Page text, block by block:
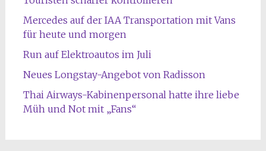
Mercedes auf der IAA Transportation mit Vans
für heute und morgen
Run auf Elektroautos im Juli
Neues Longstay-Angebot von Radisson
Thai Airways-Kabinenpersonal hatte ihre liebe
Müh und Not mit „Fans“